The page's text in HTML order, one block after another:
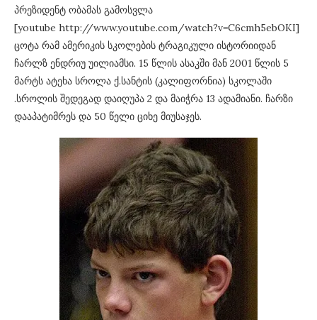
პრეზიდენტ ობამას გამოსვლა
[youtube http://www.youtube.com/watch?v=C6cmh5ebOKI]
ცოტა რამ ამერიკის სკოლების ტრაგიკული ისტორიიდან
ჩარლზ ენდრიუ უილიამსი. 15 წლის ასაკში მან 2001 წლის 5
მარტს ატეხა სროლა ქ.სანტის (კალიფორნია) სკოლაში
.სროლის შედეგად დაიღუპა 2 და მაიჭრა 13 ადამიანი. ჩარზი
დააპატიმრეს და 50 წელი ციხე მიუსაჯეს.